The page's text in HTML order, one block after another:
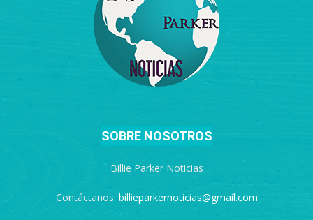
SOBRE NOSOTROS
Billie Parker Noticias
Contáctanos: billieparkernoticias@gmail.com